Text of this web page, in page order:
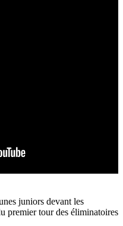
juniors devant les
premier tour des éliminatoires